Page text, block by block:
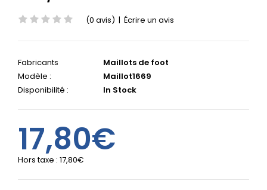
(0 avis) | Écrire un avis
Fabricants
Maillots de foot
Modèle :
Maillot1669
Disponibilité :
In Stock
17,80€
Hors taxe : 17,80€